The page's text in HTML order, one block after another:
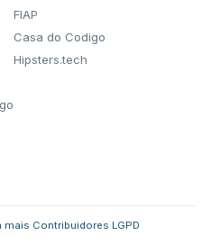
FIAP
Casa do Codigo
Hipsters.tech
mais Contribuidores LGPD